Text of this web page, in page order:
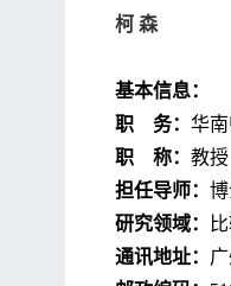
柯 森
基本信息：
职
务： 华
职
称： 教授
担任导师：
研究领域：
通讯地址：